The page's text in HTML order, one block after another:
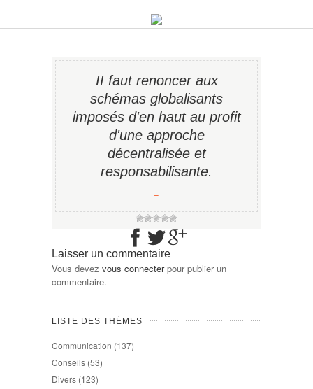
II faut renoncer aux
schémas globalisants
imposés d'en haut au profit
d'une approche
décentralisée et
responsabilisante.
−
Laisser un commentaire
Vous devez vous connecterpour publier un
commentaire.
LISTE DES THÈMES
Communication (137)
Conseils (53)
Divers (123)